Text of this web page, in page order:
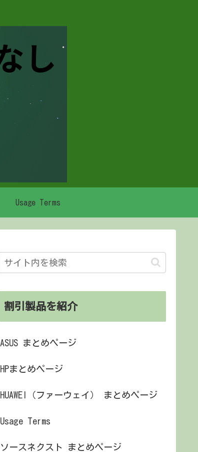
Usage Terms
割引製品を紹介
ASUS まとめページ
HPまとめページ
HUAWEI（ファーウェイ） まとめページ
Usage Terms
ソースネクスト まとめページ